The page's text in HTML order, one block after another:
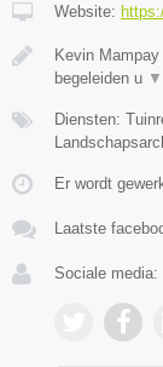
Website:
Kevin
begeleiden u ▼
Diensten:
Er wordt
Laatste
Sociale media: